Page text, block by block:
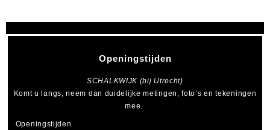
Openingstijden
SCHALKWIJK (bij Utrecht)
Komt u langs, neem dan duidelijke metingen, foto’s en tekeningen
mee.
Openingstijden